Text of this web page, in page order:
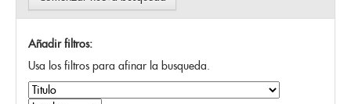
Añadir filtros:
Usa los filtros para afinar la busqueda.